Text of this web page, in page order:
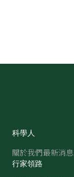
科學人
關於我們最新消息
行家領路